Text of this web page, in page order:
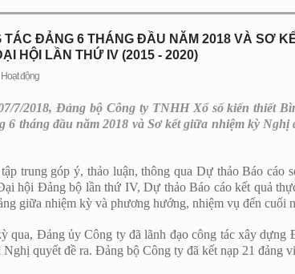
TÁC ĐẢNG 6 THÁNG ĐẦU NĂM 2018 VÀ SƠ
HỘI LẦN THỨ IV (2015 - 2020)
Hoạt động
2018, Đảng bộ Công ty TNHH Xổ số kiến thiết
6 tháng đầu năm 2018 và Sơ kết giữa nhiệm kỳ
góp ý, thảo luận, thông qua Dự thảo Báo cáo
hội Đảng bộ lần thứ IV, Dự thảo Báo cáo kết quả
giữa nhiệm kỳ và phương hướng, nhiệm vụ đến cuối
Đảng ủy Công ty đã lãnh đạo công tác xây dựng
quyết đề ra. Đảng bộ Công ty đã kết nạp 21 đảng